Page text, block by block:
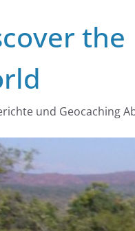
the
und Geocaching